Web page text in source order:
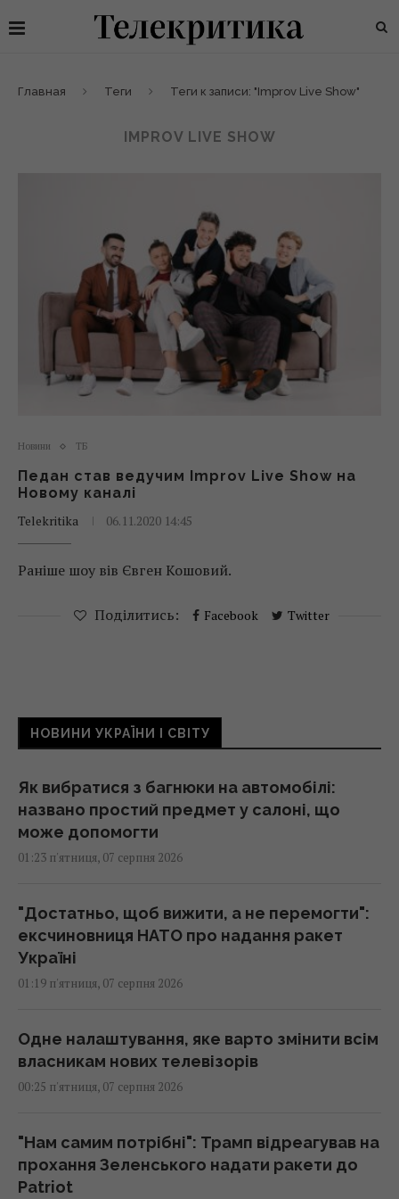
Главная Теги Теги к записи: "Improv Live Show"
IMPROV LIVE SHOW
Новини ТБ
Педан став ведучим Improv Live Show на
Новому каналі
Telekritika
06.11.2020 14:45
Раніше шоу вів Євген Кошовий.
Поділитись: Facebook Twitter
НОВИНИ УКРАЇНИ І СВІТУ
Як вибратися з багнюки на автомобілі:
названо простий предмет у салоні, що
може допомогти
01:23 п'ятниця, 07 серпня 2026
"Достатньо, щоб вижити, а не перемогти":
ексчиновниця НАТО про надання ракет
Україні
01:19 п'ятниця, 07 серпня 2026
Одне налаштування, яке варто змінити всім
власникам нових телевізорів
00:25 п'ятниця, 07 серпня 2026
"Нам самим потрібні": Трамп відреагував на
прохання Зеленського надати ракети до
Patriot